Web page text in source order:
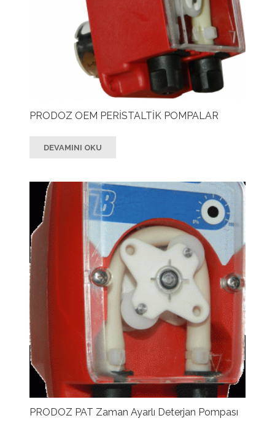
PRODOZ OEM PERİSTALTİK POMPALAR
DEVAMINI OKU
PRODOZ PAT Zaman Ayarlı Deterjan Pompası